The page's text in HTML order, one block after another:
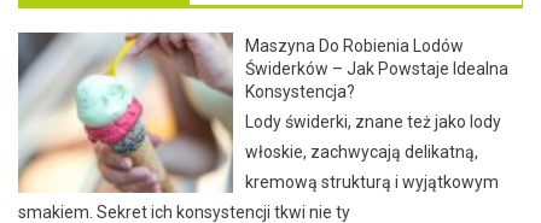
Maszyna Do Robienia Lodów
Świderków – Jak Powstaje Idealna
Konsystencja?
Lody świderki, znane też jako lody
włoskie, zachwycają delikatną,
kremową strukturą i wyjątkowym
smakiem. Sekret ich konsystencji tkwi nie ty